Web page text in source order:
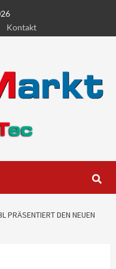
Kontakt
PRÄSENTIERT DEN NEUEN